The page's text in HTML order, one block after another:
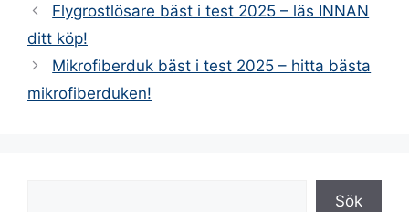
Flygrostlösare bäst i test 2025 – läs INNAN
ditt köp!
Mikrofiberduk bäst i test 2025 – hitta bästa
mikrofiberduken!
Sök